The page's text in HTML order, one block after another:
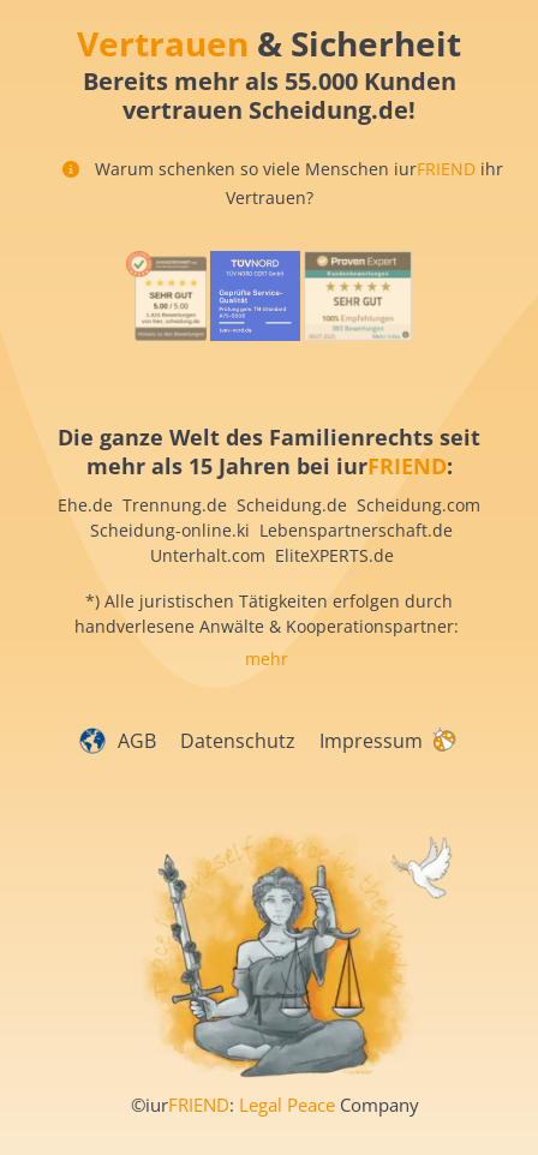
Vertrauen & Sicherheit
Bereits mehr als 55.000 Kunden
vertrauen Scheidung.de!
Warum schenken so viele Menschen iurFRIEND ihr
Vertrauen?
Die ganze Welt des Familienrechts seit
mehr als 15 Jahren bei iurFRIEND:
Ehe.de Trennung.de Scheidung.de Scheidung.com
Scheidung-online.ki Lebenspartnerschaft.de
Unterhalt.com EliteXPERTS.de
*) Alle juristischen Tätigkeiten erfolgen durch
handverlesene Anwälte & Kooperationspartner:
mehr
AGB Datenschutz Impressum
©iurFRIEND: Legal Peace Company